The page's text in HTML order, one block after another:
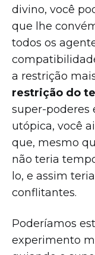
divino, você
que lhe
todos os
a restrição
restrição do
super-poderes
utópica, você
que, mesmo
não teria
lo, e assim
conflitantes.
Poderíamos
experimento